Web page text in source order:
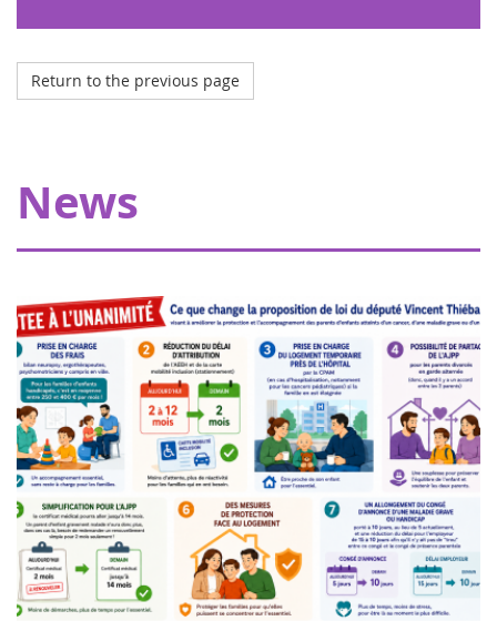
Return to the previous page
News
of €20,000 allowing Pharmavie to set up a space
dedicated to young patients suffering from cancer, within
18
Women of heart in Nogent sur Oise
Walk or run to support childhood cancer